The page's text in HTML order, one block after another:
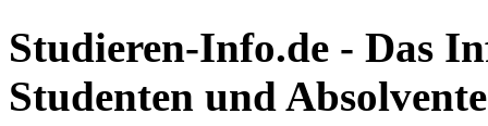
Studieren-Info.de - Das
Studenten und